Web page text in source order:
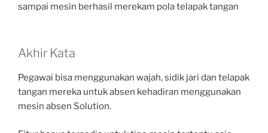
sampai mesin berhasil merekam pola telapak tangan
Akhir Kata
Pegawai bisa menggunakan wajah, sidik jari dan telapak
tangan mereka untuk absen kehadiran menggunakan
mesin absen Solution.